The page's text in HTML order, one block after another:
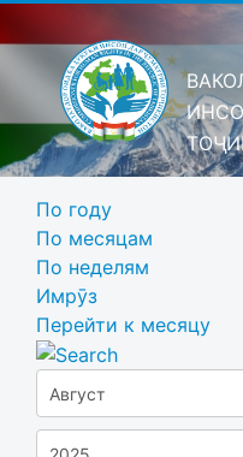
По году
По месяцам
По неделям
Имрӯз
Перейти к месяцу